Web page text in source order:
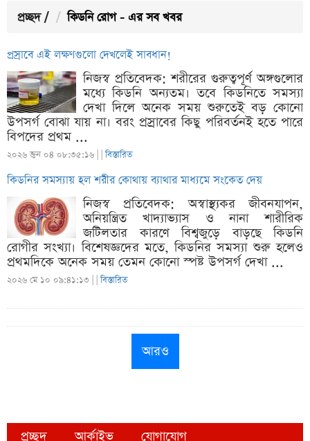
প্রচ্ছদ / কিডনি রোগ - এর সব খবর
প্রস্রাবে এই লক্ষণগুলো দেখলেই সাবধান!
নিজস্ব প্রতিবেদক: শরীরের গুরুত্বপূর্ণ অঙ্গগুলোর
মধ্যে কিডনি অন্যতম। তবে কিডনিতে সমস্যা
দেখা দিলে অনেক সময় শুরুতেই বড় কোনো
উপসর্গ বোঝা যায় না। বরং প্রস্রাবের কিছু পরিবর্তনই হতে পারে
বিপদের প্রথম ...
২০২৬ জুন ০৪ ০৮:৩৫:১৬ | |বিস্তারিত
কিডনির সমস্যায় হল শরীর কোথায় ব্যাথার মাধ্যমে সংকেত দেয়
নিজস্ব প্রতিবেদক: অস্বাস্থ্যকর জীবনযাপন,
অনিয়ন্ত্রিত খাদ্যাভ্যাস ও নানা শারীরিক
জটিলতার কারণে বিশ্বজুড়ে বাড়ছে কিডনি
রোগীর সংখ্যা। বিশেষজ্ঞদের মতে, কিডনির সমস্যা শুরু হলেও
প্রথমদিকে অনেক সময় তেমন কোনো স্পষ্ট উপসর্গ দেখা ...
২০২৬ মে ১০ ০৯:৪১:১৩ | |বিস্তারিত
আরও
প্রচ্ছদ আর্কাইভ যোগাযোগ